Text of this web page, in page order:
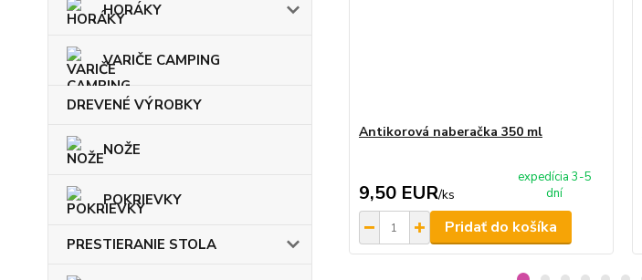
HORÁKY
VARIČE CAMPING
DREVENÉ VÝROBKY
NOŽE
POKRIEVKY
PRESTIERANIE STOLA
Antikorová naberačka 350 ml
9,50 EUR/ks
expedícia 3-5
dní
Pridať do košíka